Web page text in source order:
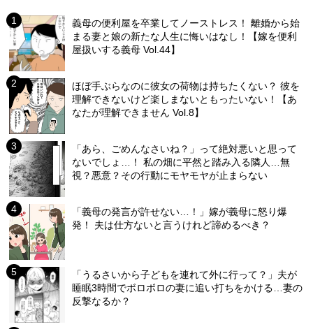
義母の便利屋を卒業してノーストレス！ 離婚から始
まる妻と娘の新たな人生に悔いはなし！【嫁を便利
屋扱いする義母 Vol.44】
ほぼ手ぶらなのに彼女の荷物は持ちたくない？ 彼を
理解できないけど楽しまないともったいない！【あ
なたが理解できません Vol.8】
「あら、ごめんなさいね？」って絶対悪いと思って
ないでしょ…！ 私の畑に平然と踏み入る隣人…無
視？悪意？その行動にモヤモヤが止まらない
「義母の発言が許せない…！」嫁が義母に怒り爆
発！ 夫は仕方ないと言うけれど諦めるべき？
「うるさいから子どもを連れて外に行って？」夫が
睡眠3時間でボロボロの妻に追い打ちをかける…妻の
反撃なるか？